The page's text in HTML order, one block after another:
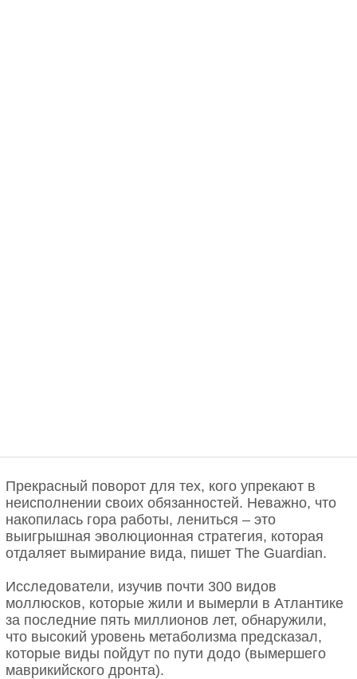
Прекрасный поворот для тех, кого упрекают в
неисполнении своих обязанностей. Неважно, что
накопилась гора работы, лениться – это
выигрышная эволюционная стратегия, которая
отдаляет вымирание вида, пишет The Guardian.
Исследователи, изучив почти 300 видов
моллюсков, которые жили и вымерли в Атлантике
за последние пять миллионов лет, обнаружили,
что высокий уровень метаболизма предсказал,
которые виды пойдут по пути додо (вымершего
маврикийского дронта).